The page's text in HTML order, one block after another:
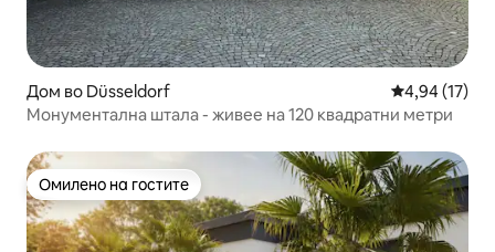
Дом во Düsseldorf Просечна
4,94 (17)
Монументална штала - живее на 120 квадратни метри
Омилено на гостите
Омилено на гостите